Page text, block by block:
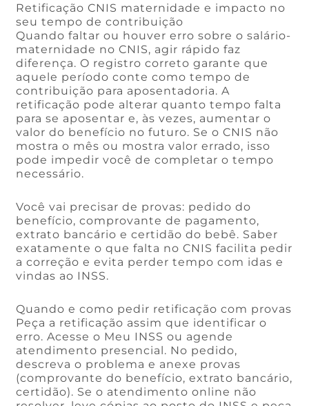
Retificação CNIS maternidade e impacto no
seu tempo de contribuição
Quando faltar ou houver erro sobre o salário-
maternidade no CNIS, agir rápido faz
diferença. O registro correto garante que
aquele período conte como tempo de
contribuição para aposentadoria. A
retificação pode alterar quanto tempo falta
para se aposentar e, às vezes, aumentar o
valor do benefício no futuro. Se o CNIS não
mostra o mês ou mostra valor errado, isso
pode impedir você de completar o tempo
necessário.
Você vai precisar de provas: pedido do
benefício, comprovante de pagamento,
extrato bancário e certidão do bebê. Saber
exatamente o que falta no CNIS facilita pedir
a correção e evita perder tempo com idas e
vindas ao INSS.
Quando e como pedir retificação com provas
Peça a retificação assim que identificar o
erro. Acesse o Meu INSS ou agende
atendimento presencial. No pedido,
descreva o problema e anexe provas
(comprovante do benefício, extrato bancário,
certidão). Se o atendimento online não